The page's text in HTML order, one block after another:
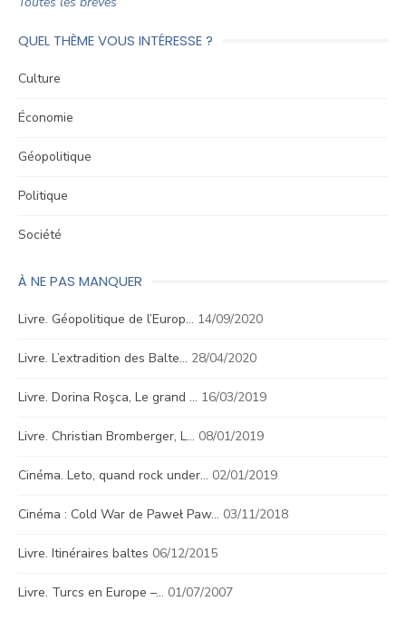
QUEL THÈME VOUS INTÉRESSE ?
Culture
Économie
Géopolitique
Politique
Société
À NE PAS MANQUER
Livre. Géopolitique de l’Europ… 14/09/2020
Livre. L’extradition des Balte… 28/04/2020
Livre. Dorina Roşca, Le grand … 16/03/2019
Livre. Christian Bromberger, L… 08/01/2019
Cinéma. Leto, quand rock under… 02/01/2019
Cinéma : Cold War de Paweł Paw… 03/11/2018
Livre. Itinéraires baltes 06/12/2015
Livre. Turcs en Europe –… 01/07/2007